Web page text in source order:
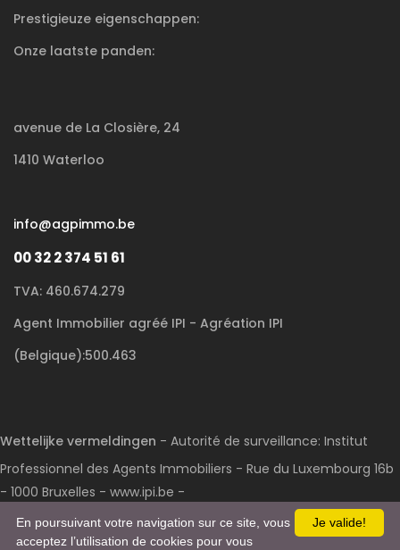
Prestigieuze eigenschappen:
Onze laatste panden:
avenue de La Closière, 24
1410 Waterloo
info@agpimmo.be
00 32 2 374 51 61
TVA: 460.674.279
Agent Immobilier agréé IPI - Agréation IPI
(Belgique):500.463
Wettelijke vermeldingen - Autorité de surveillance: Institut
Professionnel des Agents Immobiliers - Rue du Luxembourg 16b
- 1000 Bruxelles - www.ipi.be -
Code déontologie- RC professionnelle et cautionnement via
Je valide!
En poursuivant votre navigation sur ce site, vous
acceptez l’utilisation de cookies pour vous